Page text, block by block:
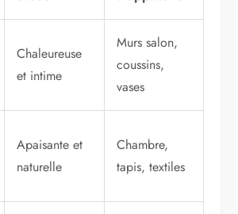
Chaleureuse
et intime
Murs salon,
coussins,
vases
Apaisante et
naturelle
Chambre,
tapis, textiles